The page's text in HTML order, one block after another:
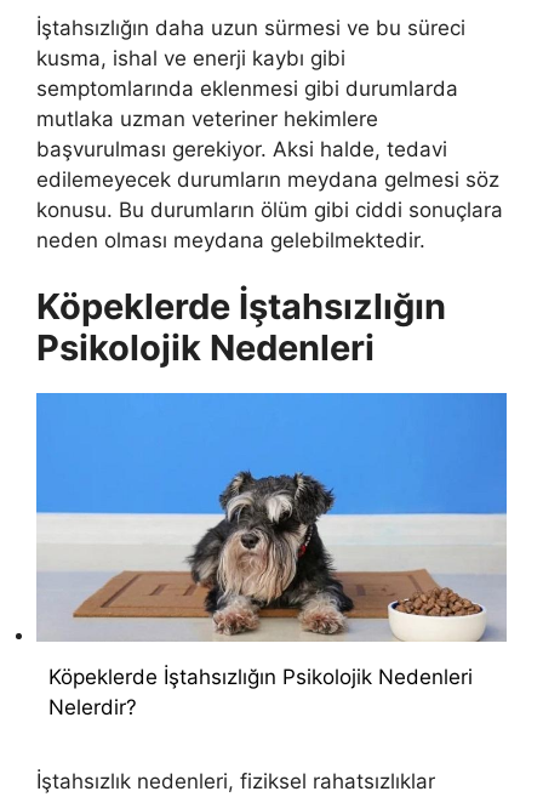
İştahsızlığın daha uzun sürmesi ve bu süreci
kusma, ishal ve enerji kaybı gibi
semptomlarında eklenmesi gibi durumlarda
mutlaka uzman veteriner hekimlere
başvurulması gerekiyor. Aksi halde, tedavi
edilemeyecek durumların meydana gelmesi söz
konusu. Bu durumların ölüm gibi ciddi sonuçlara
neden olması meydana gelebilmektedir.
Köpeklerde İştahsızlığın
Psikolojik Nedenleri
Köpeklerde İştahsızlığın Psikolojik Nedenleri
Nelerdir?
İştahsızlık nedenleri, fiziksel rahatsızlıklar